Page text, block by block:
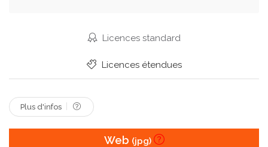
Écologie Électricité
Licences standard
Licences étendues
Plus d'infos
Web (jpg)